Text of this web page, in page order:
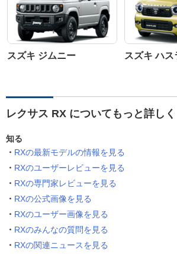
スズキ ジムニー スズキ ハス
レクサス RX についてもっと詳しく
知る
RXの最新モデルの情報を見る
RXのユーザーレビューを見る
RXの専門家レビューを見る
RXの公式画像を見る
RXのユーザー画像を見る
RXのみんなの質問を見る
RXの関連ニュースを見る